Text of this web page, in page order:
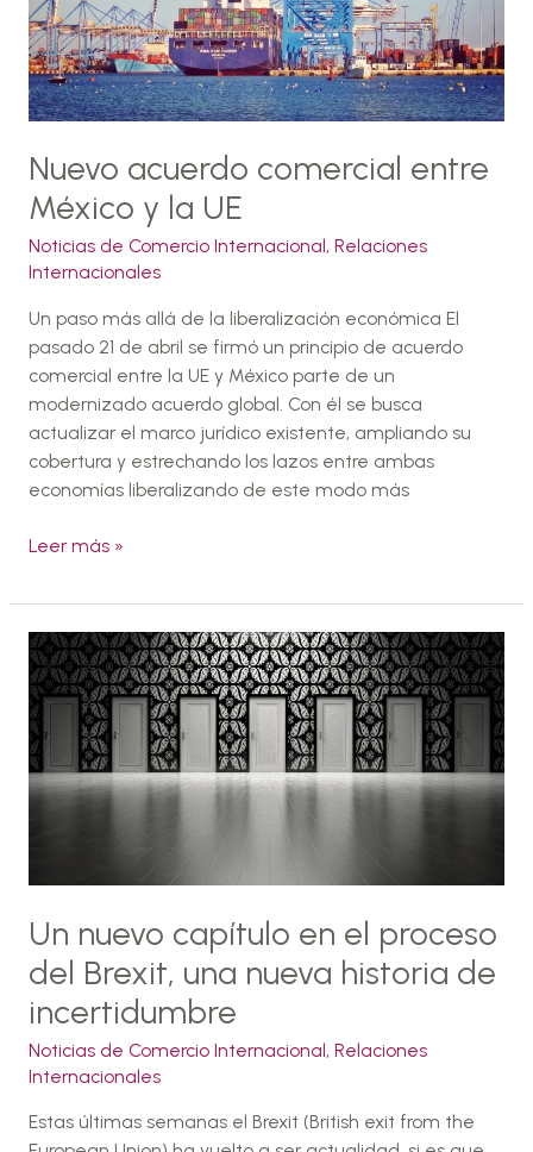
Nuevo acuerdo comercial entre
México y la UE
Noticias de Comercio Internacional, Relaciones
Internacionales
Un paso más allá de la liberalización económica El
pasado 21 de abril se firmó un principio de acuerdo
comercial entre la UE y México parte de un
modernizado acuerdo global. Con él se busca
actualizar el marco jurídico existente, ampliando su
cobertura y estrechando los lazos entre ambas
economías liberalizando de este modo más
la
UE
Leer más »
Un nuevo capítulo en el proceso
del Brexit, una nueva historia de
incertidumbre
Noticias de Comercio Internacional, Relaciones
Internacionales
Estas últimas semanas el Brexit (British exit from the
Un
nuevo
capítulo
en
el
proceso
historia
de
incertidumbre